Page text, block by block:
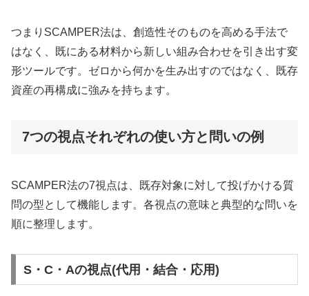
つまりSCAMPER法は、創造性そのものを高める手法で
はなく、既にある材料から新しい組み合わせを引き出す変
形ツールです。ゼロから何かを生み出すのではなく、既存
資産の再構成に強みを持ちます。
7つの視点それぞれの使い方と問いの例
SCAMPER法の7視点は、既存対象に対して投げかける質
問の型として機能します。各視点の意味と典型的な問いを
順に整理します。
S・C・Aの視点(代用・結合・応用)